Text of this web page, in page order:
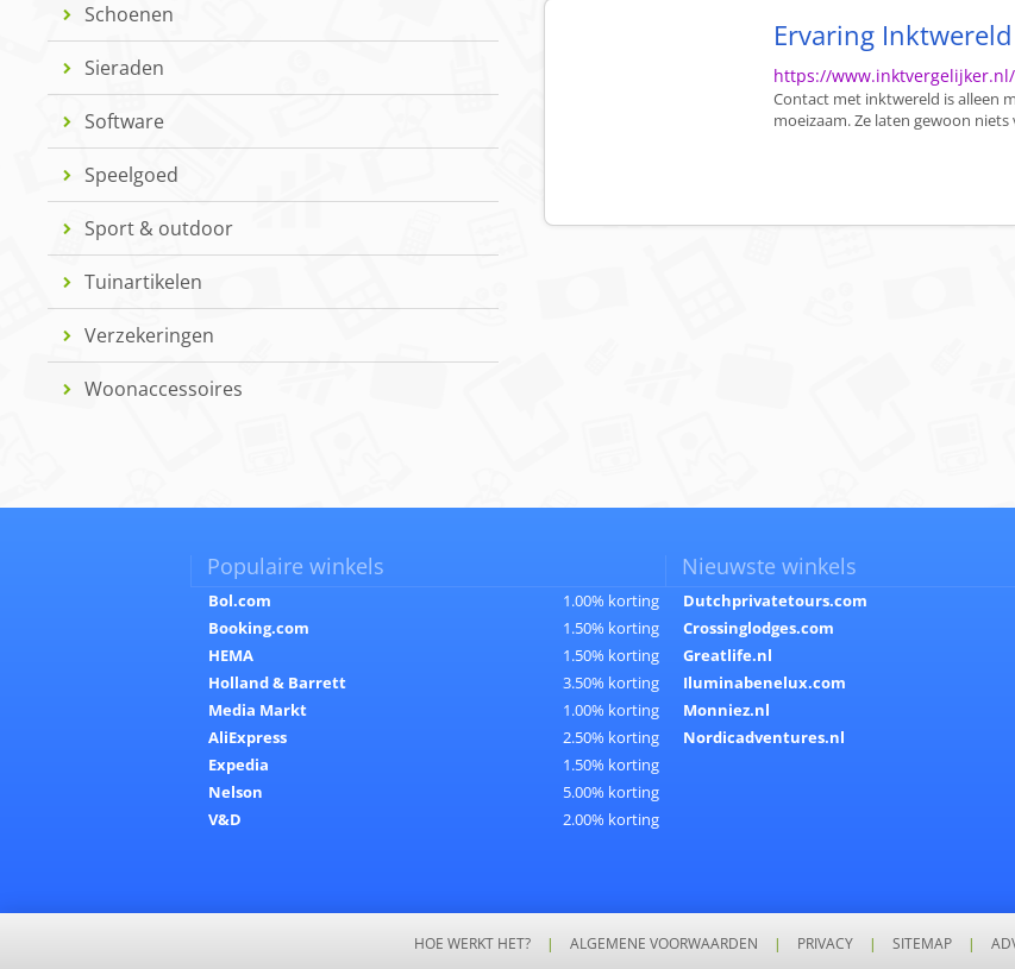
Schoenen
Sieraden
Software
Speelgoed
Sport & outdoor
Tuinartikelen
Verzekeringen
Woonaccessoires
Ervaring
https://
Contact met inktwereld is alleen
moeizaam. Ze laten gewoon
Populaire winkels
Bol.com
1.00% korting
Booking.com
1.50% korting
HEMA
1.50% korting
Holland & Barrett
3.50% korting
Media Markt
1.00% korting
AliExpress
2.50% korting
Expedia
1.50% korting
Nelson
5.00% korting
V&D
2.00% korting
Nieuwste winkels
Dutchprivatetours.com
Crossinglodges.com
Greatlife.nl
Iluminabenelux.com
Monniez.nl
Nordicadventures.nl
HOE WERKT HET? | ALGEMENE VOORWAARDEN | PRIVACY | SITEMAP |